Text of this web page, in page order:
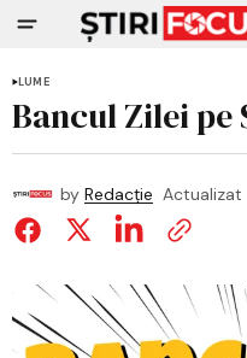
LUME
Bancul Zilei
by Redacție Actualizat